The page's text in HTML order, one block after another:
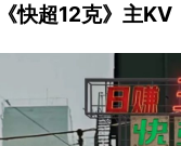
《快超12克》主KV